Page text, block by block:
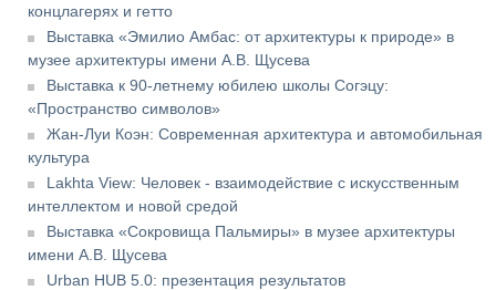
концлагерях и гетто
Выставка «Эмилио Амбас: от архитектуры к природе» в
музее архитектуры имени А.В. Щусева
Выставка к 90-летнему юбилею школы Согэцу:
«Пространство символов»
Жан-Луи Коэн: Современная архитектура и автомобильная
культура
Lakhta View: Человек - взаимодействие с искусственным
интеллектом и новой средой
Выставка «Сокровища Пальмиры» в музее архитектуры
имени А.В. Щусева
Urban HUB 5.0: презентация результатов